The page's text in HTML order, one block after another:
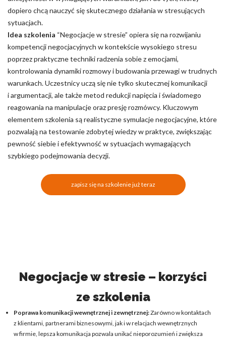
dopiero chcą nauczyć się skutecznego działania w stresujących
sytuacjach.
Idea szkolenia “Negocjacje w stresie” opiera się na rozwijaniu
kompetencji negocjacyjnych w kontekście wysokiego stresu
poprzez praktyczne techniki radzenia sobie z emocjami,
kontrolowania dynamiki rozmowy i budowania przewagi w trudnych
warunkach. Uczestnicy uczą się nie tylko skutecznej komunikacji
i argumentacji, ale także metod redukcji napięcia i świadomego
reagowania na manipulacje oraz presję rozmówcy. Kluczowym
elementem szkolenia są realistyczne symulacje negocjacyjne, które
pozwalają na testowanie zdobytej wiedzy w praktyce, zwiększając
pewność siebie i efektywność w sytuacjach wymagających
szybkiego podejmowania decyzji.
zapisz się na szkolenie już teraz
Negocjacje w stresie – korzyści
ze szkolenia
Poprawa komunikacji wewnętrznej i zewnętrznej:Zarówno w kontaktach
z klientami, partnerami biznesowymi, jak i w relacjach wewnętrznych
w firmie, lepsza komunikacja pozwala unikać nieporozumień i zwiększa